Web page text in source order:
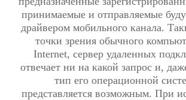
принимаемые и отправляемые
драйвером мобильного канала.
точки зрения обычного
Internet, сервер удаленных
отвечает ни на какой запрос и,
тип его операционной
представляется возможным. При